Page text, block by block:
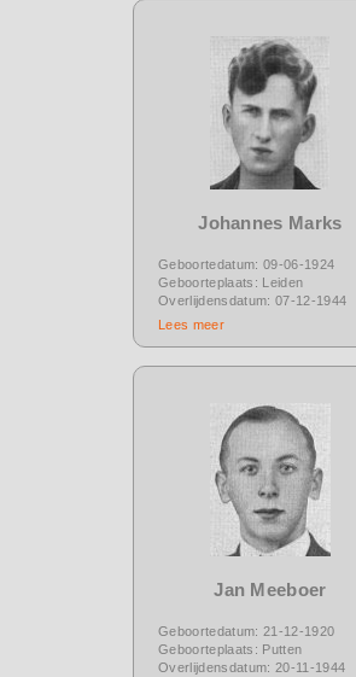
Johannes Marks
Geboortedatum: 09-06-1924
Geboorteplaats: Leiden
Overlijdensdatum: 07-12-1944
Lees meer
Jan Meeboer
Geboortedatum: 21-12-1920
Geboorteplaats: Putten
Overlijdensdatum: 20-11-1944